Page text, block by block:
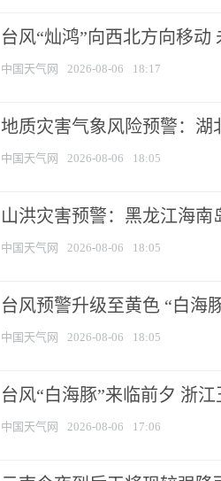
台风“灿鸿”向西北方向移动
中国天气网 2026-08-06 18:17
地质灾害气象风险预警：湖
中国天气网 2026-08-06 18:05
山洪灾害预警：黑龙江海
中国天气网 2026-08-06 18:05
台风预警升级至黄色 “白海
中国天气网 2026-08-06 18:05
台风“白海豚”来临前夕 浙
中国天气网 2026-08-06 17:06